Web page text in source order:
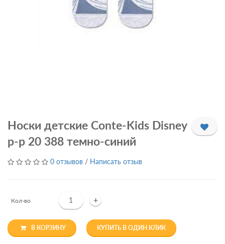
Носки детские Conte-Kids Disney
р-р 20 388 темно-синий
0 отзывов / Написать отзыв
Кол-во +
В КОРЗИНУ КУПИТЬ В ОДИН КЛИК